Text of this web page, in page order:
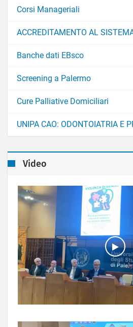
Corsi Manageriali
ACCREDITAMENTO AL
Banche dati EBsco
Screening a Palermo
Cure Palliative Domiciliari
UNIPA CAO: ODONTOIATRIA E
Video